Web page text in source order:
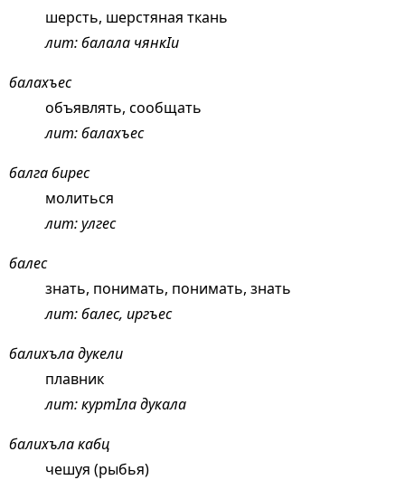
шерсть, шерстяная ткань
лит: балала чянкIи
балахъес
объявлять, сообщать
лит: балахъес
балга бирес
молиться
лит: улгес
балес
знать, понимать, понимать, знать
лит: балес, иргъес
балихъла дукели
плавник
лит: куртIла дукала
балихъла кабц
чешуя (рыбья)